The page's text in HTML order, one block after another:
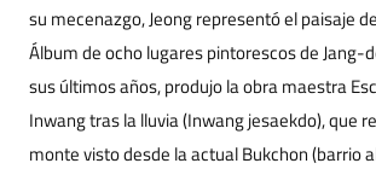
su mecenazgo, Jeong representó el paisaje
Álbum de ocho lugares pintorescos de Jang-
sus últimos años, produjo la obra maestra
Inwang tras la lluvia (Inwang jesaekdo), que
monte visto desde la actual Bukchon (barrio